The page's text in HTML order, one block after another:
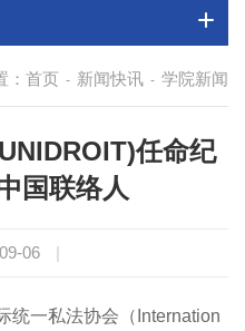
： 首页 - 新闻快讯 - 学院新闻
任命纪
国联络人
06 |
统一私法协会（Internation